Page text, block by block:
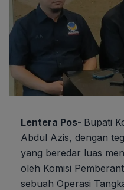
Lentera Pos- Bupati
Abdul Azis, dengan
yang beredar luas
oleh Komisi
sebuah Operasi